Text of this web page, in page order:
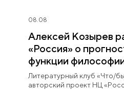
08.08
Алексей Козырев
«Россия» о
функции
Литературный клуб «Что/
авторский проект НЦ